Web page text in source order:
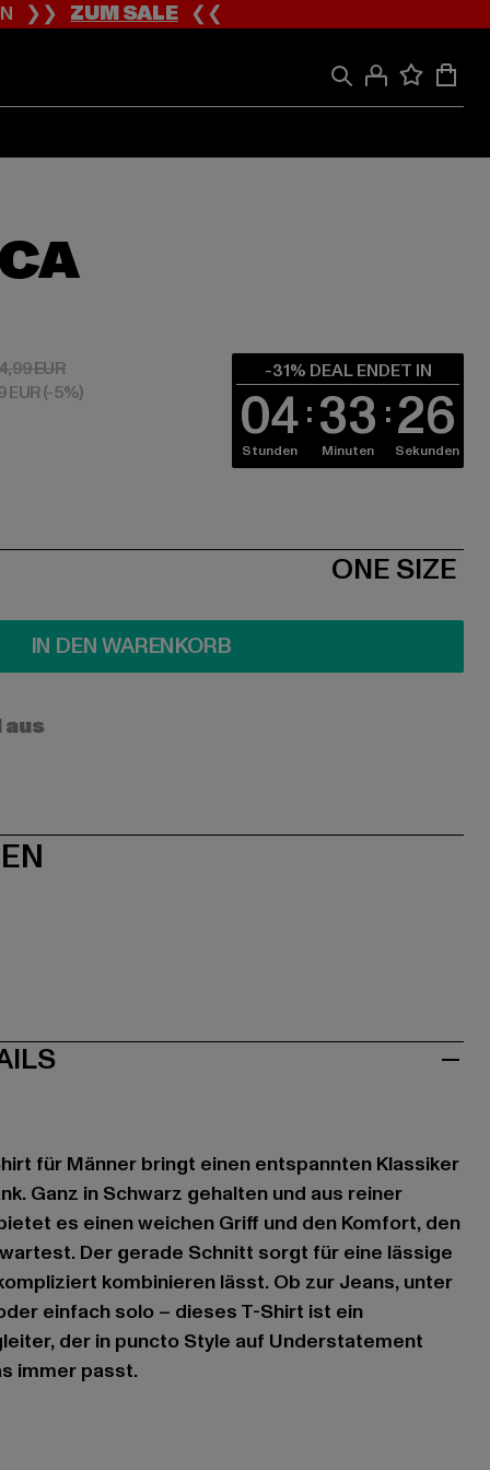
❯❯ZUM SALE❮❮
EUR
EURAktionspreis: 34,99 EUR
EUR(-5%)
-31% DEAL ENDET IN
04
Stunden 33
Minuten 25
Sekunden
ONE SIZE
IN DEN WARENKORB
für Männer bringt einen entspannten Klassiker
Ganz in Schwarz gehalten und aus reiner
es einen weichen Griff und den Komfort, den
Der gerade Schnitt sorgt für eine lässige
kombinieren lässt. Ob zur Jeans, unter
einfach solo – dieses T-Shirt ist ein
der in puncto Style auf Understatement
immer passt.